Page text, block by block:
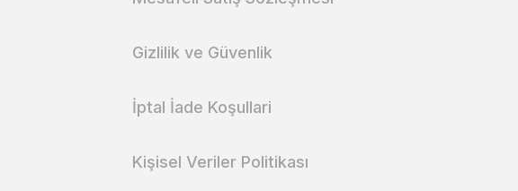
Gizlilik ve Güvenlik
İptal İade Koşullari
Kişisel Veriler Politikası